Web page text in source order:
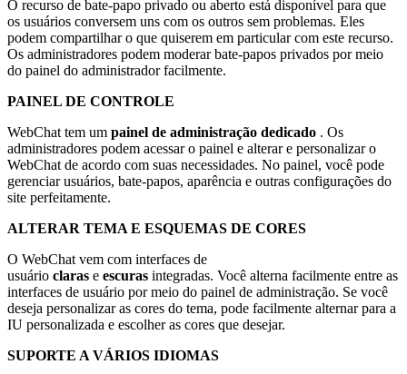
O recurso de bate-papo privado ou aberto está disponível para que
os usuários conversem uns com os outros sem problemas. Eles
podem compartilhar o que quiserem em particular com este recurso.
Os administradores podem moderar bate-papos privados por meio
do painel do administrador facilmente.
PAINEL DE CONTROLE
WebChat tem um painel de administração dedicado . Os
administradores podem acessar o painel e alterar e personalizar o
WebChat de acordo com suas necessidades. No painel, você pode
gerenciar usuários, bate-papos, aparência e outras configurações do
site perfeitamente.
ALTERAR TEMA E ESQUEMAS DE CORES
O WebChat vem com interfaces de
usuário claras e escuras integradas. Você alterna facilmente entre as
interfaces de usuário por meio do painel de administração. Se você
deseja personalizar as cores do tema, pode facilmente alternar para a
IU personalizada e escolher as cores que desejar.
SUPORTE A VÁRIOS IDIOMAS